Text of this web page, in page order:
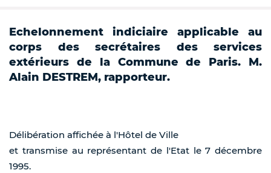
Echelonnement indiciaire applicable au
corps des secrétaires des services
extérieurs de la Commune de Paris. M.
Alain DESTREM, rapporteur.
Délibération affichée à l'Hôtel de Ville
et transmise au représentant de l'Etat le 7 décembre
1995.